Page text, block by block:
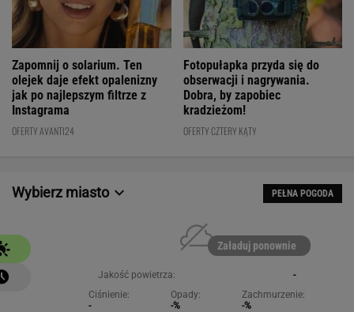
Zapomnij o solarium. Ten
olejek daje efekt opalenizny
jak po najlepszym filtrze z
Instagrama
OFERTY AVANTI24
Fotopułapka przyda się do
obserwacji i nagrywania.
Dobra, by zapobiec
kradzieżom!
OFERTY CZTERY KĄTY
Wybierz miasto PEŁNA POGODA
Załaduj ponownie
Jakość powietrza:
-
Ciśnienie:
-
Opady:
-%
Zachmurzenie:
-%